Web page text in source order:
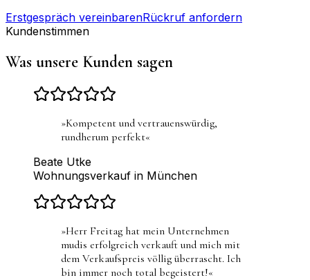
Erstgespräch vereinbarenRückruf anfordern
Kundenstimmen
Was unsere Kunden sagen
»Kompetent und vertrauenswürdig,
rundherum perfekt«
Beate Utke
Wohnungsverkauf in München
»Herr Freitag hat mein Unternehmen
mudis erfolgreich verkauft und mich mit
dem Verkaufspreis völlig überrascht. Ich
bin immer noch total begeistert!«